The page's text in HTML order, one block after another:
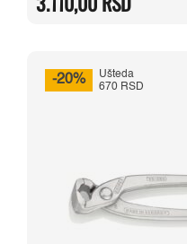
bila:
3.890,00 RSD.
3.110,00 RSD.
-20%
Ušteda
670 RSD